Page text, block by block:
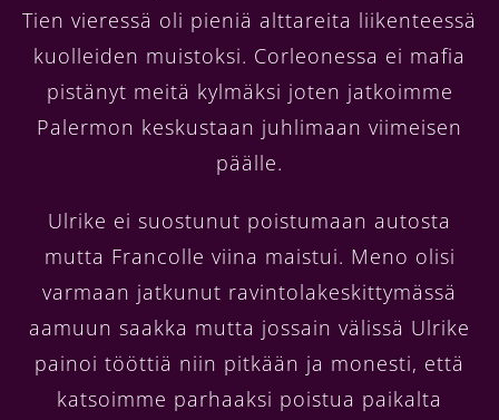
Tien vieressä oli pieniä alttareita liikenteessä
kuolleiden muistoksi. Corleonessa ei mafia
pistänyt meitä kylmäksi joten jatkoimme
Palermon keskustaan juhlimaan viimeisen
päälle.
Ulrike ei suostunut poistumaan autosta
mutta Francolle viina maistui. Meno olisi
varmaan jatkunut ravintolakeskittymässä
aamuun saakka mutta jossain välissä Ulrike
painoi tööttiä niin pitkään ja monesti, että
katsoimme parhaaksi poistua paikalta